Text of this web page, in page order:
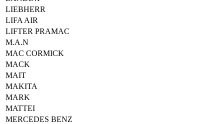
LIEBHERR
LIFA AIR
LIFTER PRAMAC
M.A.N
MAC CORMICK
MACK
MAIT
MAKITA
MARK
MATTEI
MERCEDES BENZ